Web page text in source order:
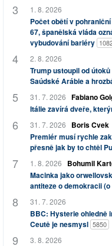
1. 8. 2026
Počet obětí v
67, španělská vláda
vybudování bariéry
2. 8. 2026
Trump ustoupil od
Saúdské Arábie a
31. 7. 2026 Fabiano
Itálie zavírá dveře,
31. 7. 2026
Boris Cvek
Premiér musí rychle
přesně jak by to chtěl
1. 8. 2026
Bohumil
Macinka jako
antiteze o demokracii
31. 7. 2026
BBC: Hysterie ohledně
Ceutě je nesmysl 5850
3. 8. 2026